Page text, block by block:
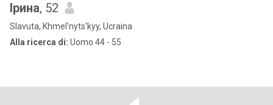
Ірина, 52
Slavuta, Khmel'nyts'kyy, Ucraina
Alla ricerca di: Uomo 44 - 55